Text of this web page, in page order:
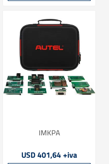
IMKPA
USD 401,64 +iva